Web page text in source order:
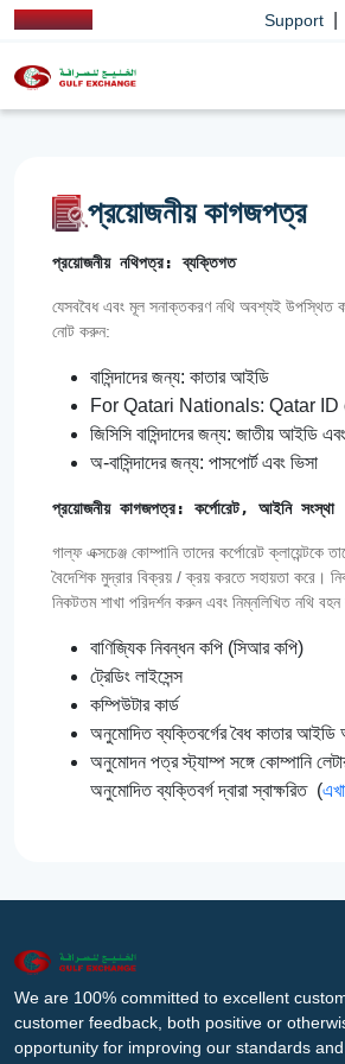
Support
প্রয়োজনীয় কাগজপত্র
প্রয়োজনীয় নথিপত্র: ব্যক্তিগত
যেসববৈধ এবং মূল সনাক্তকরণ নথি অবশ্যই উপস্থিত
নোট করুন:
বাসিন্দাদের জন্য: কাতার আইডি
For Qatari Nationals: Qatar ID
জিসিসি বাসিন্দাদের জন্য: জাতীয় আইডি
অ-বাসিন্দাদের জন্য: পাসপোর্ট এবং ভিসা
প্রয়োজনীয় কাগজপত্র: কর্পোরেট, আইনি সংস্থা
গাল্‌ফ এক্সচেঞ্জ কোম্পানি তাদের কর্পোরেট ক্লায়েন্টকে
বৈদেশিক মুদ্রার বিক্রয় / ক্রয় করতে সহায়তা করে।
নিকটতম শাখা পরিদর্শন করুন এবং নিম্নলিখিত নথি
বাণিজ্যিক নিবন্ধন কপি (সিআর কপি)
ট্রেডিং লাইসেন্স
কম্পিউটার কার্ড
অনুমোদিত ব্যক্তিবর্গের বৈধ কাতার আইডি
অনুমোদন পত্র স্ট্যাম্প সঙ্গে কোম্পানি
অনুমোদিত ব্যক্তিবর্গ দ্বারা স্বাক্ষরিত (
We are 100% committed to excellent
customer feedback, both positive or
opportunity for improving our standards